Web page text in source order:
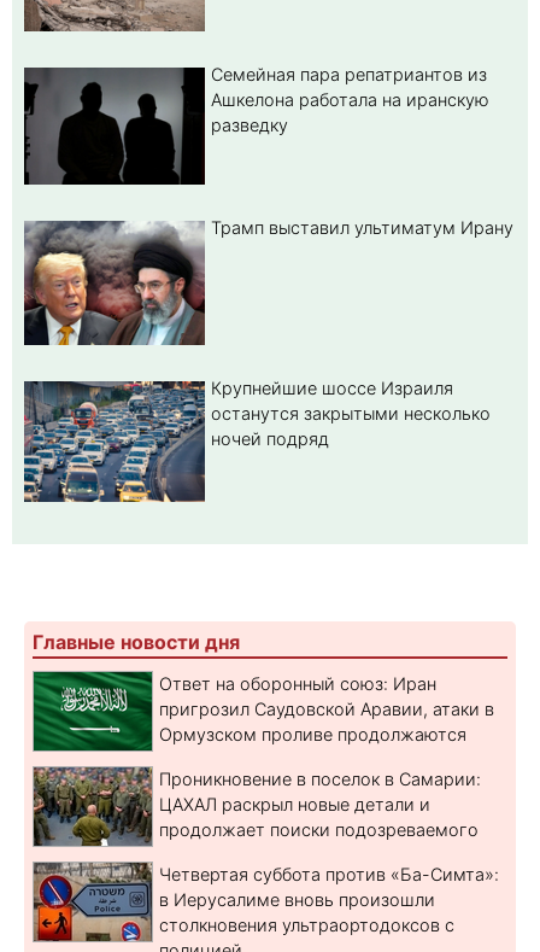
Семейная пара репатриантов из
Ашкелона работала на иранскую
разведку
Трамп выставил ультиматум Ирану
Крупнейшие шоссе Израиля
останутся закрытыми несколько
ночей подряд
Главные новости дня
Ответ на оборонный союз: Иран
пригрозил Саудовской Аравии, атаки в
Ормузском проливе продолжаются
Проникновение в поселок в Самарии:
ЦАХАЛ раскрыл новые детали и
продолжает поиски подозреваемого
Четвертая суббота против «Ба-Симта»:
в Иерусалиме вновь произошли
столкновения ультраортодоксов с